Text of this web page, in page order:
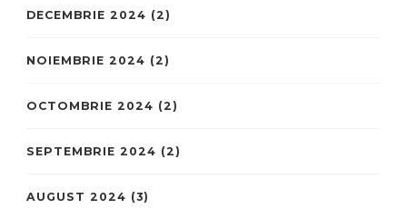
DECEMBRIE 2024 (2)
NOIEMBRIE 2024 (2)
OCTOMBRIE 2024 (2)
SEPTEMBRIE 2024 (2)
AUGUST 2024 (3)